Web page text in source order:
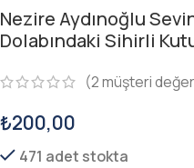
Nezire Aydınoğlu
Dolabındaki Sihirli
(2müşteri
₺200,00
471 adet stokta